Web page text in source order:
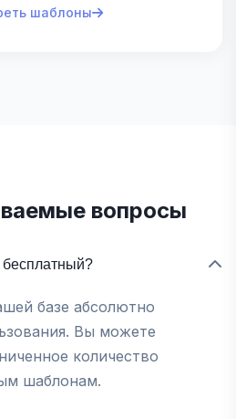
шаблоны
вопросы
бесплатный?
базе абсолютно
Вы можете
количество
шаблонам.